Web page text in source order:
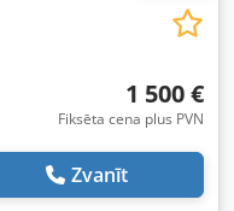
1 500 €
Fiksēta cena plus PVN
Zvanīt